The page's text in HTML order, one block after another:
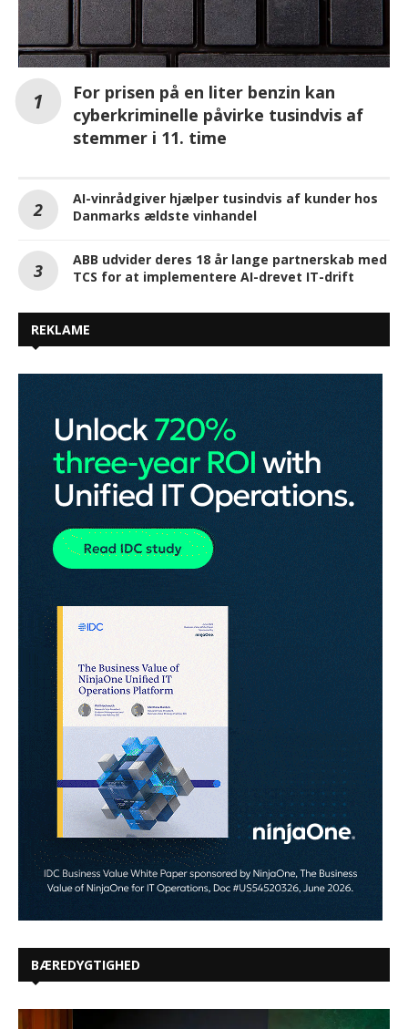
For prisen på en liter benzin kan
cyberkriminelle påvirke tusindvis af
stemmer i 11. time
AI-vinrådgiver hjælper tusindvis af kunder hos
Danmarks ældste vinhandel
ABB udvider deres 18 år lange partnerskab med
TCS for at implementere AI-drevet IT-drift
REKLAME
BÆREDYGTIGHED